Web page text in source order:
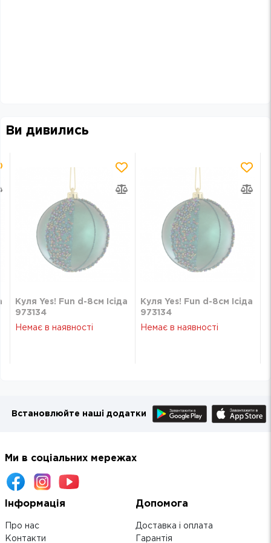
Ви дивились
Куля Yes! Fun d-8см Ісіда
973134
Немає в наявності
Куля Yes! Fun d-8см Ісіда
973134
Немає в наявності
Встановлюйте наші додатки
Ми в соціальних мережах
Інформація
Про нас
Контакти
Допомога
Доставка і оплата
Гарантія